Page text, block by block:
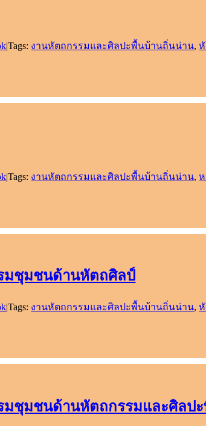
|Tags: งานหัตถกรรมและศิลปะพื้นบ้านถิ่นน่าน,
|Tags: งานหัตถกรรมและศิลปะพื้นบ้านถิ่นน่าน,
มชุมชนด้านหัตถศิลป์
|Tags: งานหัตถกรรมและศิลปะพื้นบ้านถิ่นน่าน,
ชุมชนด้านหัตถกรรมและศิลป